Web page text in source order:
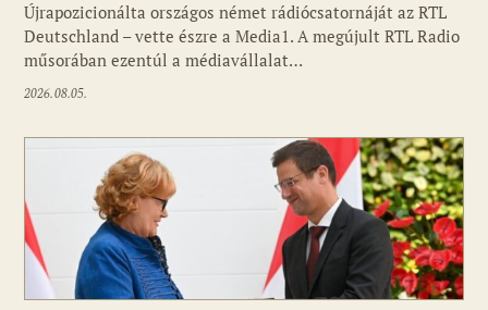
Fotó: media1.hu
Újrapozicionálta országos német rádiócsatornáját az RTL
Deutschland – vette észre a Media1. A megújult RTL Radio
műsorában ezentúl a médiavállalat…
2026.08.05.